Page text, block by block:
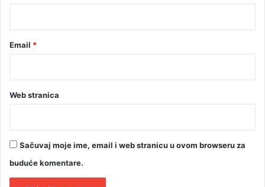
Email *
Web stranica
Sačuvaj moje ime, email i web stranicu u ovom browseru za
buduće komentare.